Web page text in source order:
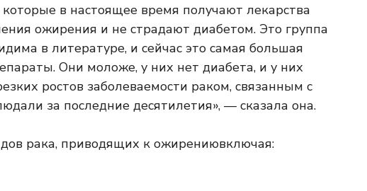
в настоящее время получают лекарства
ожирения и не страдают диабетом. Это группа
в литературе, и сейчас это самая большая
Они моложе, у них нет диабета, и у них
ростов заболеваемости раком, связанным с
за последние десятилетия», — сказала она.
рака, приводящих к ожирениювключая: